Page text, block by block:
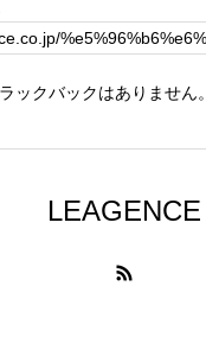
ックバックはありません。
LEAGENCE